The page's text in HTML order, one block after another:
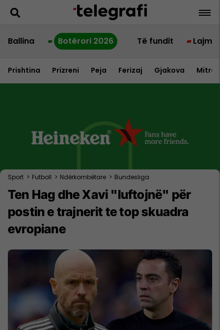
Ballina Botërori 2026 Të fundit Lajme
Prishtina Prizreni Peja Ferizaj Gjakova
Sport > Futboll > Ndërkombëtare > Bundesliga
Ten Hag dhe Xavi "luftojnë" për
postin e trajnerit te top skuadra
evropiane